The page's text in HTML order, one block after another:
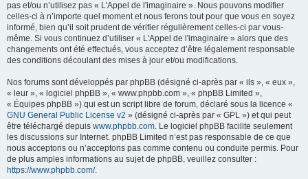
pas et/ou n’utilisez pas « L'Appel de l'imaginaire ». Nous pouvons modifier
celles-ci à n’importe quel moment et nous ferons tout pour que vous en soyez
informé, bien qu’il soit prudent de vérifier régulièrement celles-ci par vous-
même. Si vous continuez d’utiliser « L'Appel de l'imaginaire » alors que des
changements ont été effectués, vous acceptez d’être légalement responsable
des conditions découlant des mises à jour et/ou modifications.
Nos forums sont développés par phpBB (désigné ci-après par « ils », « eux »,
« leur », « logiciel phpBB », « www.phpbb.com », « phpBB Limited »,
« Équipes phpBB ») qui est un script libre de forum, déclaré sous la licence «
GNU General Public License v2 » (désigné ci-après par « GPL ») et qui peut
être téléchargé depuis www.phpbb.com. Le logiciel phpBB facilite seulement
les discussions sur Internet. phpBB Limited n’est pas responsable de ce que
nous acceptons ou n’acceptons pas comme contenu ou conduite permis. Pour
de plus amples informations au sujet de phpBB, veuillez consulter :
https://www.phpbb.com/.